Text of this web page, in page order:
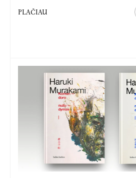
PLAČIAU